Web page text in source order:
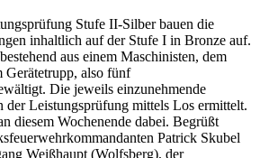
Stufe II-Silber bauen die
inhaltlich auf der Stufe I in Bronze auf.
aus einem Maschinisten, dem
Gerätetrupp, also fünf
Die jeweils einzunehmende
Leistungsprüfung mittels Los ermittelt.
diesem Wochenende dabei. Begrüßt
Patrick Skubel
Weißhaupt (Wolfsberg), der